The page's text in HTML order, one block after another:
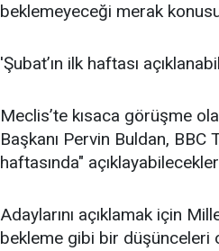
beklemeyeceği merak
'Şubat’ın ilk haftası
Meclis’te kısaca görüşme
Başkanı Pervin Buldan, BBC
haftasında"
Adaylarını açıklamak için
bekleme gibi bir düşünceleri